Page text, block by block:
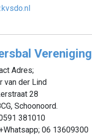
Vereniging
Adres;
van der Lind
28
Schoonoord.
381010
06 13609300